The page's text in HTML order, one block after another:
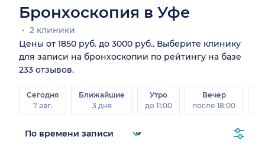
Бронхоскопия в Уфе
2 клиники
Цены от 1850 руб. до 3000 руб.. Выберите клинику
для записи на бронхоскопии по рейтингу на базе
233 отзывов.
Сегодня
7 авг.
Ближайшие
3 дня
Утро
до 11:00
Вечер
после 18:00